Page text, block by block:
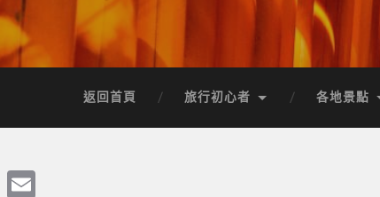
返回首頁 旅行初心者 各地景點